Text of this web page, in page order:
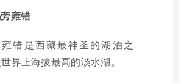
雍错
错是西藏最神圣的湖泊之
界上海拔最高的淡水湖。